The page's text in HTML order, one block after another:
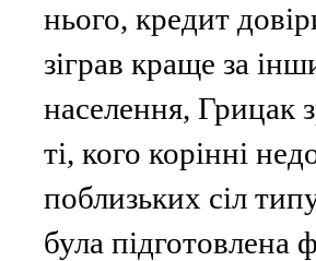
нього, кредит
зіграв краще за
населення, Грицак
ті, кого корінні
поблизьких сіл
була підготовлена